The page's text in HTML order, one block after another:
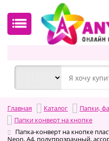
Главная Каталог
Папки,
Папки конверт на кнопке
Папка-конверт на кнопке
Neon, A4, полупрозрачный,